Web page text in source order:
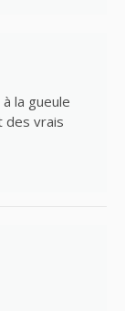
la gueule
des vrais